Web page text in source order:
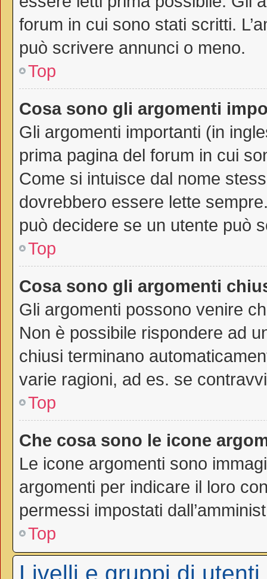
forum in cui sono stati scritti.
può scrivere annunci o meno.
Top
Cosa sono gli argomenti
Gli argomenti importanti (in
prima pagina del forum in cui
Come si intuisce dal nome
dovrebbero essere lette
può decidere se un utente può
Top
Cosa sono gli argomenti
Gli argomenti possono venire
Non è possibile rispondere ad
chiusi terminano
varie ragioni, ad es. se
Top
Che cosa sono le icone
Le icone argomenti sono
argomenti per indicare il loro
permessi impostati
Top
Livelli e gruppi di utenti